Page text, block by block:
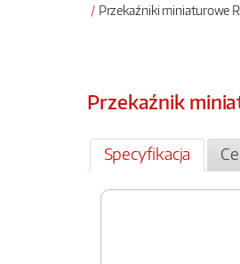
Przekaźniki miniaturowe
Przekaźnik
Specyfikacja